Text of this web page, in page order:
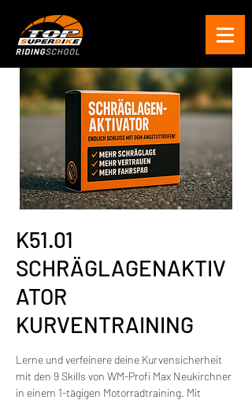
K51.01
SCHRÄGLAGENAKTIV
ATOR
KURVENTRAINING
Lerne und verfeinere deine Kurvensicherheit
mit den 9 Skills von WM-Profi Max Neukirchner
in einem 1-tägigen Motorradtraining. Mit